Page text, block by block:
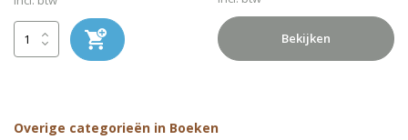
Bekijken
Overige categorieën in Boeken